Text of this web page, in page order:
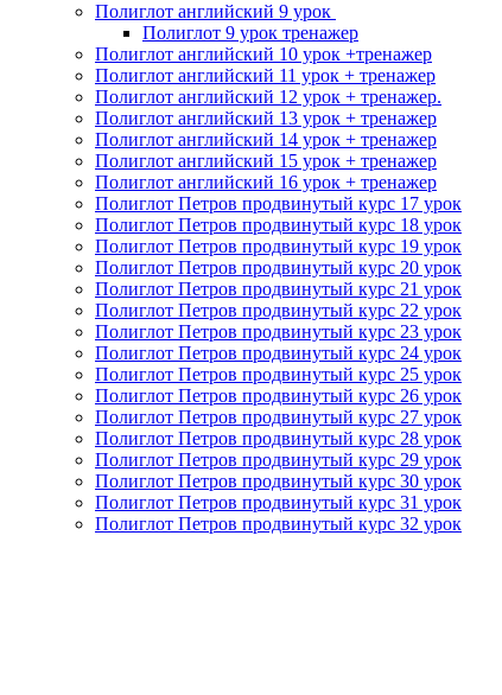
Полиглот английский 9 урок
Полиглот 9 урок тренажер
Полиглот английский 10 урок +тренажер
Полиглот английский 11 урок + тренажер
Полиглот английский 12 урок + тренажер.
Полиглот английский 13 урок + тренажер
Полиглот английский 14 урок + тренажер
Полиглот английский 15 урок + тренажер
Полиглот английский 16 урок + тренажер
Полиглот Петров продвинутый курс 17 урок
Полиглот Петров продвинутый курс 18 урок
Полиглот Петров продвинутый курс 19 урок
Полиглот Петров продвинутый курс 20 урок
Полиглот Петров продвинутый курс 21 урок
Полиглот Петров продвинутый курс 22 урок
Полиглот Петров продвинутый курс 23 урок
Полиглот Петров продвинутый курс 24 урок
Полиглот Петров продвинутый курс 25 урок
Полиглот Петров продвинутый курс 26 урок
Полиглот Петров продвинутый курс 27 урок
Полиглот Петров продвинутый курс 28 урок
Полиглот Петров продвинутый курс 29 урок
Полиглот Петров продвинутый курс 30 урок
Полиглот Петров продвинутый курс 31 урок
Полиглот Петров продвинутый курс 32 урок